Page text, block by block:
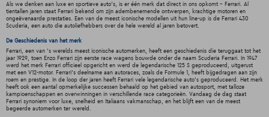
Als we denken aan luxe en sportieve auto's, is er één merk dat direct in ons opkomt - Ferrari. Al
tientallen jaren staat Ferrari bekend om zijn adembenemende ontwerpen, krachtige motoren en
ongeëvenaarde prestaties. Een van de meest iconische modellen uit hun line-up is de Ferrari 430
Scuderia, een auto die autoliefhebbers over de hele wereld al jaren betovert.
De Geschiedenis van het merk
Ferrari, een van 's werelds meest iconische automerken, heeft een geschiedenis die teruggaat tot het
jaar 1929, toen Enzo Ferrari zijn eerste race wagens bouwde onder de naam Scuderia Ferrari. In 1947
werd het merk Ferrari officieel opgericht en werd de legendarische 125 S geproduceerd, uitgerust
met een V12-motor. Ferrari's deelname aan autoraces, zoals de Formule 1, heeft bijgedragen aan zijn
roem en prestige. In de loop der jaren heeft Ferrari vele legendarische auto's geproduceerd. Het merk
heeft ook een aantal opmerkelijke successen behaald op het gebied van autosport, met talloze
kampioenschappen en overwinningen in verschillende race categorieën. Vandaag de dag staat
Ferrari synoniem voor luxe, snelheid en Italiaans vakmanschap, en het blijft een van de meest
begeerde automerken ter wereld.